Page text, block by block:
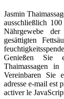
Jasmin
ausschließlich
Nährgewebe
gesättigten
Genießen Sie
Thaimassagen
Vereinbaren Sie
adresse e-mail est
activer le